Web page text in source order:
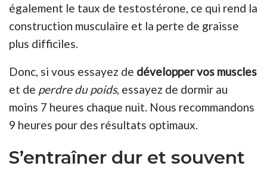
également le taux de testostérone, ce qui rend la
construction musculaire et la perte de graisse
plus difficiles.
Donc, si vous essayez de développer vos muscles
et de perdre du poids, essayez de dormir au
moins 7 heures chaque nuit. Nous recommandons
9 heures pour des résultats optimaux.
S’entraîner dur et souvent